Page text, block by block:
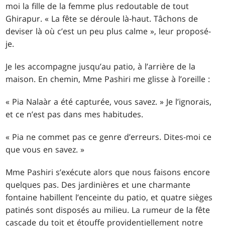
moi la fille de la femme plus redoutable de tout
Ghirapur. « La fête se déroule là-haut. Tâchons de
deviser là où c’est un peu plus calme », leur proposé-
je.
Je les accompagne jusqu’au patio, à l’arrière de la
maison. En chemin, Mme Pashiri me glisse à l’oreille :
« Pia Nalaàr a été capturée, vous savez. » Je l’ignorais,
et ce n’est pas dans mes habitudes.
« Pia ne commet pas ce genre d’erreurs. Dites-moi ce
que vous en savez. »
Mme Pashiri s’exécute alors que nous faisons encore
quelques pas. Des jardinières et une charmante
fontaine habillent l’enceinte du patio, et quatre sièges
patinés sont disposés au milieu. La rumeur de la fête
cascade du toit et étouffe providentiellement notre